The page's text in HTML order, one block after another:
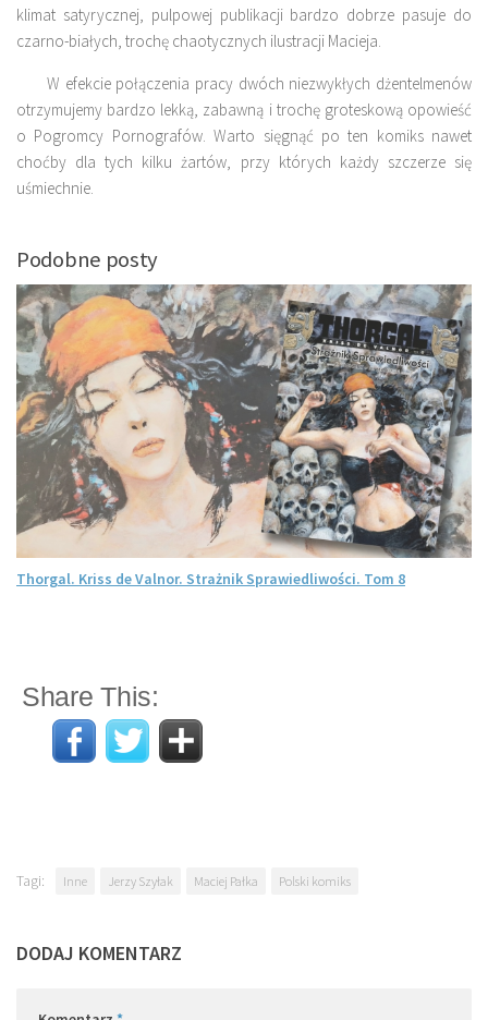
klimat satyrycznej, pulpowej publikacji bardzo dobrze pasuje do
czarno-białych, trochę chaotycznych ilustracji Macieja.
W efekcie połączenia pracy dwóch niezwykłych dżentelmenów
otrzymujemy bardzo lekką, zabawną i trochę groteskową opowieść
o Pogromcy Pornografów. Warto sięgnąć po ten komiks nawet
choćby dla tych kilku żartów, przy których każdy szczerze się
uśmiechnie.
Podobne posty
Thorgal. Kriss de Valnor. Strażnik Sprawiedliwości. Tom 8
Share This:
Tagi: Inne Jerzy Szyłak Maciej Pałka Polski komiks
DODAJ KOMENTARZ